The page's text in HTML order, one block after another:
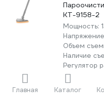
Главная Каталог
КТ-9158-2
Мощность:
Объем
Наличие
Регулятор
Мах
Max
Вес нетто: